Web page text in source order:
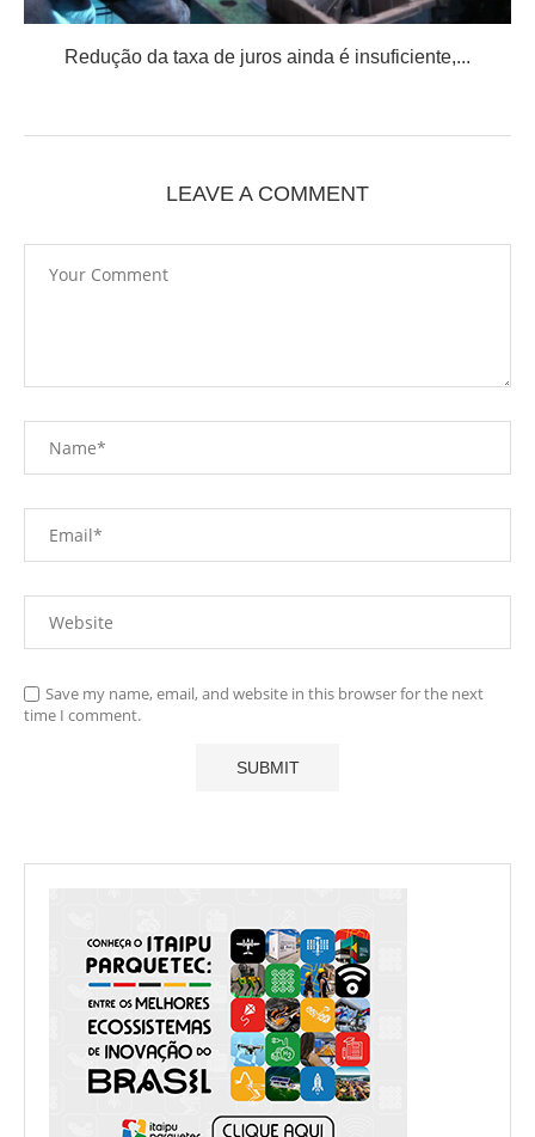
Redução da taxa de juros ainda é insuficiente,...
LEAVE A COMMENT
Save my name, email, and website in this browser for the next
time I comment.